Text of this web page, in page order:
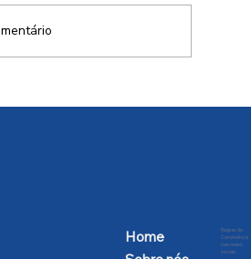
Home
Regras de
Convivência
nas redes
sociais